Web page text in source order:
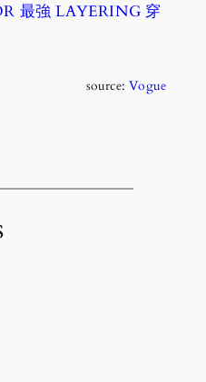
最強 LAYERING 穿
source:Vogue